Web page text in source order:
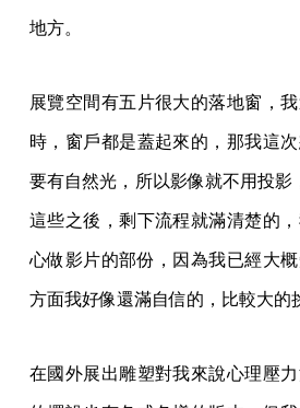
地方。
展覽空間有五片很大的落地窗，
時，窗戶都是蓋起來的，那我這
要有自然光，所以影像就不用投影
這些之後，剩下流程就滿清楚的
心做影片的部份，因為我已經大
方面我好像還滿自信的，比較大的
在國外展出雕塑對我來說心理壓